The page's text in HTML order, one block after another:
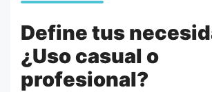
Define tus
¿Uso casual o
profesional?